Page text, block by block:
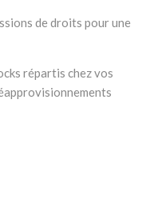
de droits pour une
répartis chez vos